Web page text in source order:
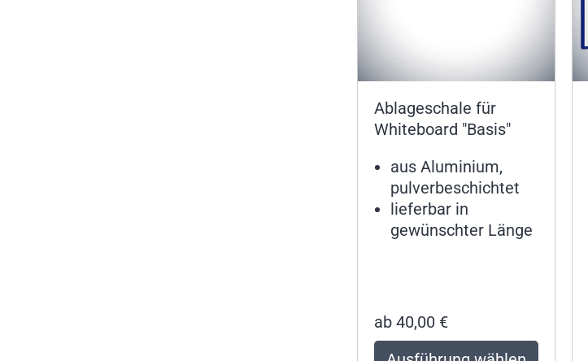
Ablageschale für
Whiteboard "Basis"
aus Aluminium,
pulverbeschichtet
lieferbar in
gewünschter Länge
ab40,00 €